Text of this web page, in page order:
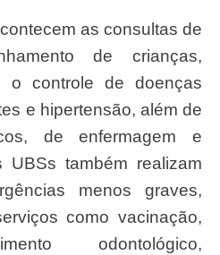
de crianças,
o controle de doenças
e hipertensão, além de
de enfermagem e
UBSs também realizam
menos graves,
como vacinação,
odontológico,